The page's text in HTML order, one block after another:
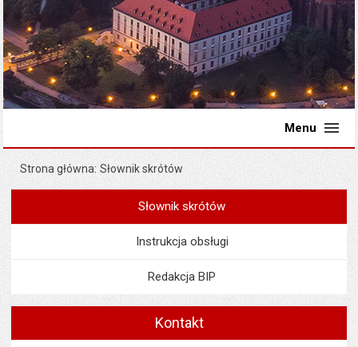
Menu
Strona główna Słownik skrótów
MenuNie wyświetlone w menu
Słownik skrótów
Instrukcja obsługi
Redakcja BIP
Kontakt